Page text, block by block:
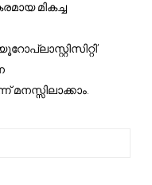
മികച്ച